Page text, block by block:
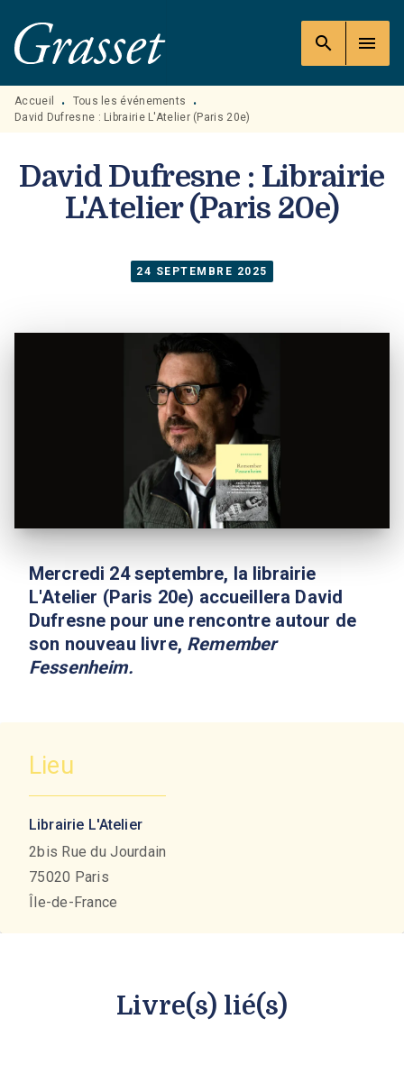
MENU RECHERCHE
PIED DE PAGE
search menu
Accueil • Tous les événements
•
David Dufresne : Librairie L'Atelier (Paris 20e)
David Dufresne : Librairie
L'Atelier (Paris 20e)
24 SEPTEMBRE 2025
Mercredi 24 septembre, la librairie
L'Atelier (Paris 20e) accueillera David
Dufresne pour une rencontre autour de
son nouveau livre, Remember
Fessenheim.
Lieu
Librairie L'Atelier
2bis Rue du Jourdain
75020 Paris
Île-de-France
Livre(s) lié(s)